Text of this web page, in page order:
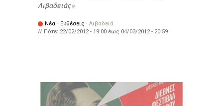
Λιβαδειάς
Νέα · Εκθέσεις · Λιβαδειά
// Πότε: 22/02/2012 - 19:00 έως 04/03/2012 - 20:59